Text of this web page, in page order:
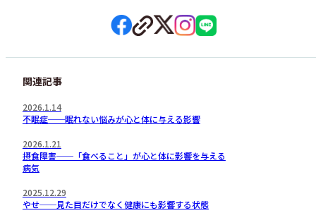
関連記事
2026.1.14
不眠症──眠れない悩みが心と体に与える影響
2026.1.21
摂食障害──「食べること」が心と体に影響を与える
病気
2025.12.29
やせ──見た目だけでなく健康にも影響する状態